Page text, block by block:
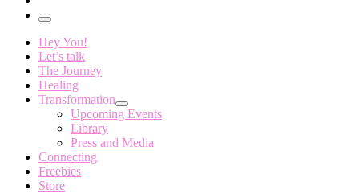
Menu
Hey You!
Let’s talk
The Journey
Healing
Transformation
Upcoming Events
Library
Press and Media
Connecting
Freebies
Store